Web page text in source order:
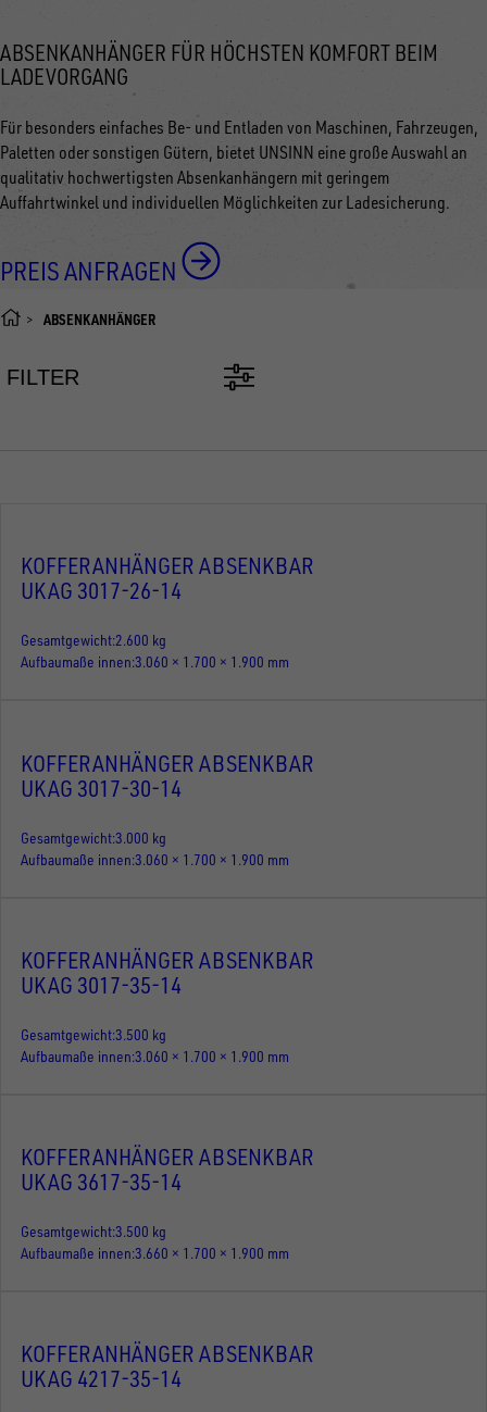
ABSENKANHÄNGER FÜR HÖCHSTEN KOMFORT BEIM
LADEVORGANG
Für besonders einfaches Be- und Entladen von Maschinen, Fahrzeugen,
Paletten oder sonstigen Gütern, bietet UNSINN eine große Auswahl an
qualitativ hochwertigsten Absenkanhängern mit geringem
Auffahrtwinkel und individuellen Möglichkeiten zur Ladesicherung.
PREIS ANFRAGEN
ABSENKANHÄNGER
FILTER
KOFFERANHÄNGER ABSENKBAR
UKAG 3017-26-14
Gesamtgewicht 2.600 kg
Aufbaumaße innen 3.060 × 1.700 × 1.900 mm
KOFFERANHÄNGER ABSENKBAR
UKAG 3017-30-14
Gesamtgewicht3.000 kg
Aufbaumaße innen 3.060 × 1.700 × 1.900 mm
KOFFERANHÄNGER ABSENKBAR
UKAG 3017-35-14
Gesamtgewicht3.500 kg
Aufbaumaße innen 3.060 × 1.700 × 1.900 mm
KOFFERANHÄNGER ABSENKBAR
UKAG 3617-35-14
Gesamtgewicht3.500 kg
Aufbaumaße innen 3.660 × 1.700 × 1.900 mm
KOFFERANHÄNGER ABSENKBAR
UKAG 4217-35-14